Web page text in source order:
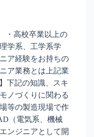
・高校卒業以上の
学系、工学系学
ア経験をお持ちの
ア業務とは上記業
下記の知識、スキ
ノづくりに関わる
等の製造現場で作
（電気系、機械
ンジニアとして開